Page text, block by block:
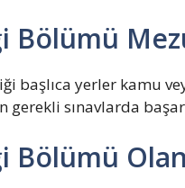
Bölümü
başlıca yerler kamu
sınavlarda
Bölümü